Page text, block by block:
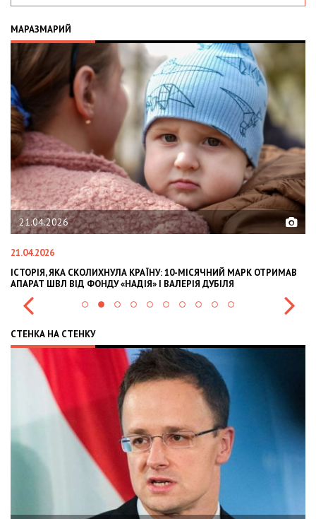
МАРАЗМАРИЙ
ОТРИМАВ
02.02.2026
OLEKSII ABASOV: HOW UKRAINIAN BUSINESSES CAN
INTERNATIONAL INVESTMENTS AND HEDGE RISKS
СТЕНКА НА СТЕНКУ